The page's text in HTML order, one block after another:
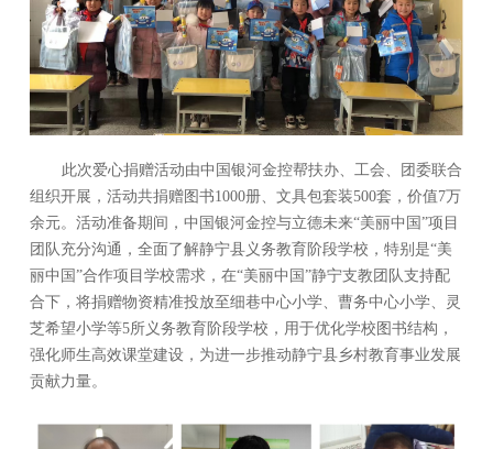
此次爱心捐赠活动由中国银河金控帮扶办、工会、团委联合
组织开展，活动共捐赠图书1000册、文具包套装500套，价值7万
余元。活动准备期间，中国银河金控与立德未来“美丽中国”项目
团队充分沟通，全面了解静宁县义务教育阶段学校，特别是“美
丽中国”合作项目学校需求，在“美丽中国”静宁支教团队支持配
合下，将捐赠物资精准投放至细巷中心小学、曹务中心小学、灵
芝希望小学等5所义务教育阶段学校，用于优化学校图书结构，
强化师生高效课堂建设，为进一步推动静宁县乡村教育事业发展
贡献力量。